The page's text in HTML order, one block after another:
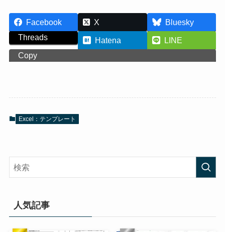
Facebook X
Bluesky
Threads
Hatena
LINE
Copy
Excel：テンプレート
人気記事